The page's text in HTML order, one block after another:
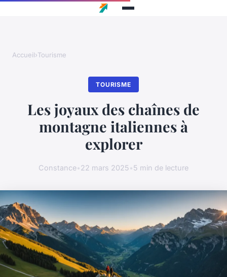
Accueil›Tourisme
TOURISME
Les joyaux des chaînes de
montagne italiennes à
explorer
Constance•22 mars 2025•5 min de lecture